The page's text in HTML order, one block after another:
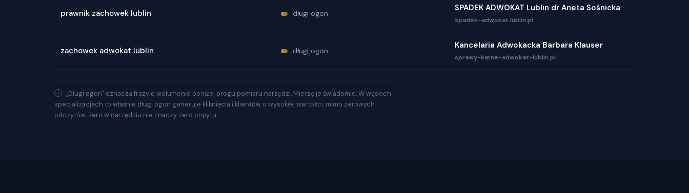
prawnik zachowek lublin długi ogon
SPADEK ADWOKAT Lublin dr Aneta Sośnicka
spadek-adwokat.lublin.pl
zachowek adwokat lublin długi ogon
Kancelaria Adwokacka Barbara Klauser
sprawy-karne-adwokat-lublin.pl
„Długi ogon" oznacza frazy o wolumenie poniżej progu pomiaru narzędzi. Mierzę je świadomie. W wąskich
specjalizacjach to właśnie długi ogon generuje kliknięcia i klientów o wysokiej wartości, mimo zerowych
odczytów. Zero w narzędziu nie znaczy zero popytu.